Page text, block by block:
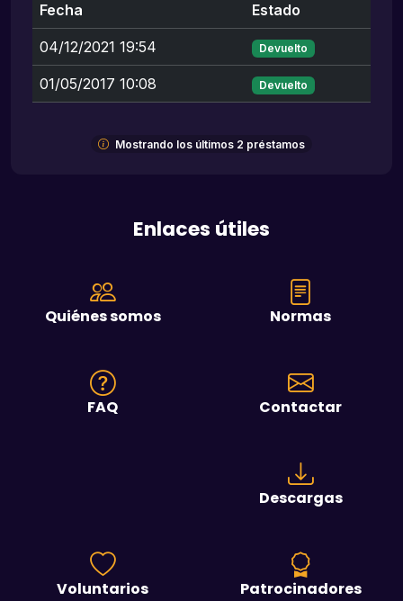
Fecha Estado
04/12/2021 19:54 Devuelto
01/05/2017 10:08 Devuelto
Mostrando los últimos 2 préstamos
Enlaces útiles
Quiénes somos Normas
FAQ Contactar
Descargas
Voluntarios Patrocinadores